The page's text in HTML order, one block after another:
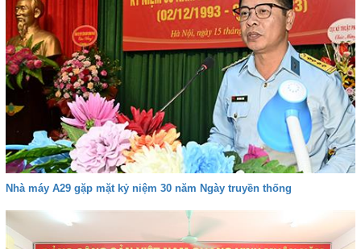
Nhà máy A29 gặp mặt kỷ niệm 30 năm Ngày truyền thống